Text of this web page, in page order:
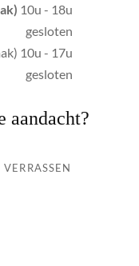
10u - 18u
gesloten
10u - 17u
gesloten
aandacht?